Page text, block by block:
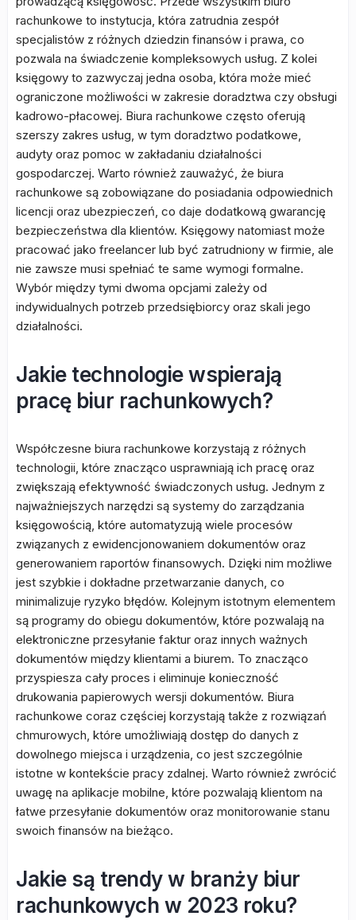
rachunkowe to instytucja, która zatrudnia zespół
specjalistów z różnych dziedzin finansów i prawa, co
pozwala na świadczenie kompleksowych usług. Z kolei
księgowy to zazwyczaj jedna osoba, która może mieć
ograniczone możliwości w zakresie doradztwa czy obsługi
kadrowo-płacowej. Biura rachunkowe często oferują
szerszy zakres usług, w tym doradztwo podatkowe,
audyty oraz pomoc w zakładaniu działalności
gospodarczej. Warto również zauważyć, że biura
rachunkowe są zobowiązane do posiadania odpowiednich
licencji oraz ubezpieczeń, co daje dodatkową gwarancję
bezpieczeństwa dla klientów. Księgowy natomiast może
pracować jako freelancer lub być zatrudniony w firmie, ale
nie zawsze musi spełniać te same wymogi formalne.
Wybór między tymi dwoma opcjami zależy od
indywidualnych potrzeb przedsiębiorcy oraz skali jego
działalności.
Jakie technologie wspierają
pracę biur rachunkowych?
Współczesne biura rachunkowe korzystają z różnych
technologii, które znacząco usprawniają ich pracę oraz
zwiększają efektywność świadczonych usług. Jednym z
najważniejszych narzędzi są systemy do zarządzania
księgowością, które automatyzują wiele procesów
związanych z ewidencjonowaniem dokumentów oraz
generowaniem raportów finansowych. Dzięki nim możliwe
jest szybkie i dokładne przetwarzanie danych, co
minimalizuje ryzyko błędów. Kolejnym istotnym elementem
są programy do obiegu dokumentów, które pozwalają na
elektroniczne przesyłanie faktur oraz innych ważnych
dokumentów między klientami a biurem. To znacząco
przyspiesza cały proces i eliminuje konieczność
drukowania papierowych wersji dokumentów. Biura
rachunkowe coraz częściej korzystają także z rozwiązań
chmurowych, które umożliwiają dostęp do danych z
dowolnego miejsca i urządzenia, co jest szczególnie
istotne w kontekście pracy zdalnej. Warto również zwrócić
uwagę na aplikacje mobilne, które pozwalają klientom na
łatwe przesyłanie dokumentów oraz monitorowanie stanu
swoich finansów na bieżąco.
Jakie są trendy w branży biur
rachunkowych w 2023 roku?